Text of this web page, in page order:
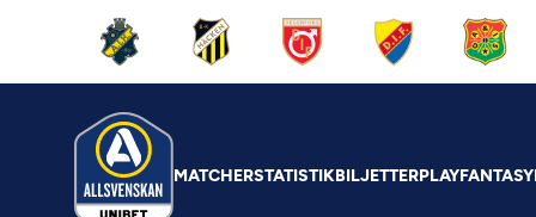
MATCHERSTATISTIKBILJETTERPLAYFANTASY